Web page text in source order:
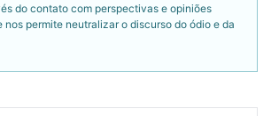
do contato com perspectivas e opiniões
nos permite neutralizar o discurso do ódio e da